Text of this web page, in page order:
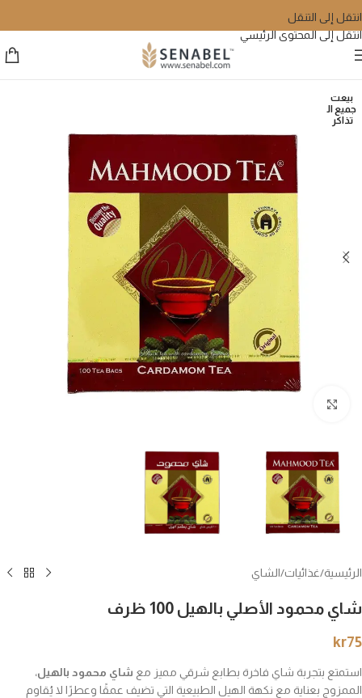
انتقل إلى التنقل
انتقل إلى المحتوى الرئيسي
بيعت
جميع ال
تذاكر
الرئيسية/غذائيات/الشاي
شاي محمود الأصلي بالهيل 100 ظرف
kr75
استمتع بتجربة شاي فاخرة بطابع شرقي مميز مع شاي محمود بالهيل،
الممزوج بعناية مع نكهة الهيل الطبيعية التي تضيف عمقًا وعطرًا لا يُقاوم